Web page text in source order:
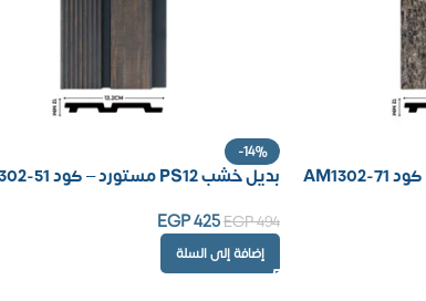
-14%
بديل خشب PS12 مستورد – كود AM1302-51
EGP494
EGP425
إضافة إلى السلة